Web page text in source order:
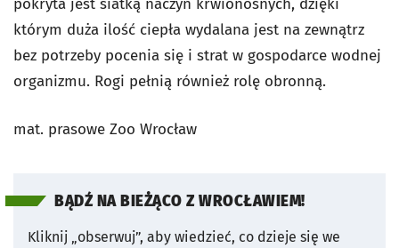
pokryta jest siatką naczyń krwionośnych, dzięki
którym duża ilość ciepła wydalana jest na zewnątrz
bez potrzeby pocenia się i strat w gospodarce wodnej
organizmu. Rogi pełnią również rolę obronną.
mat. prasowe Zoo Wrocław
BĄDŹ NA BIEŻĄCO Z WROCŁAWIEM!
Kliknij „obserwuj”, aby wiedzieć, co dzieje się we